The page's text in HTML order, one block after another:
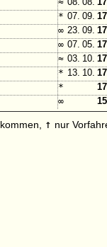
* 07. 09.
∞ 23. 09.
∞ 07. 05.
≈ 03. 10.
* 13. 10.
*
∞
↑ nur